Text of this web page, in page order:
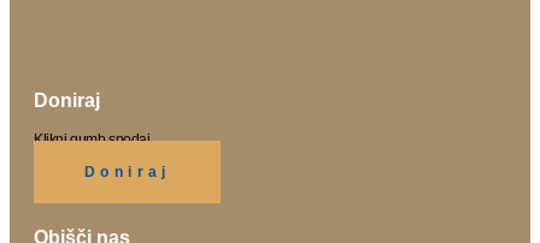
Doniraj
Klikni gumb spodaj.
Doniraj
Obišči nas